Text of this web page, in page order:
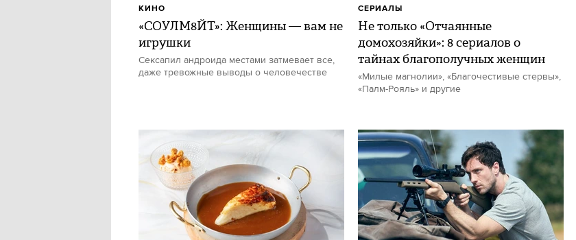
«СОУЛМ8ЙТ»: Женщины — вам не
игрушки
Сексапил андроида местами затмевает все,
даже тревожные выводы о человечестве
КИНО
Не только «Отчаянные
домохозяйки»: 8 сериалов о
тайнах благополучных женщин
«Милые магнолии», «Благочестивые стервы»,
«Палм-Рояль» и другие
СЕРИАЛЫ